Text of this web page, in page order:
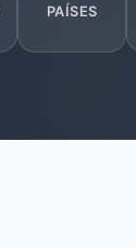
PAÍSES